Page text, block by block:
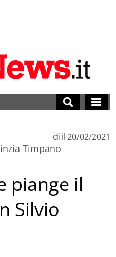
di
Timpano
il 20/02/2021
piange il
Silvio